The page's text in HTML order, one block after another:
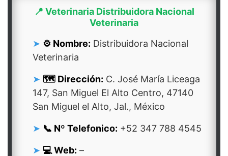
📍 Veterinaria Distribuidora Nacional
Veterinaria
⚙️ Nombre: Distribuidora Nacional
Veterinaria
🗺️ Dirección: C. José María Liceaga
147, San Miguel El Alto Centro, 47140
San Miguel el Alto, Jal., México
📞 Nº Telefonico: +52 347 788 4545
💻 Web: –